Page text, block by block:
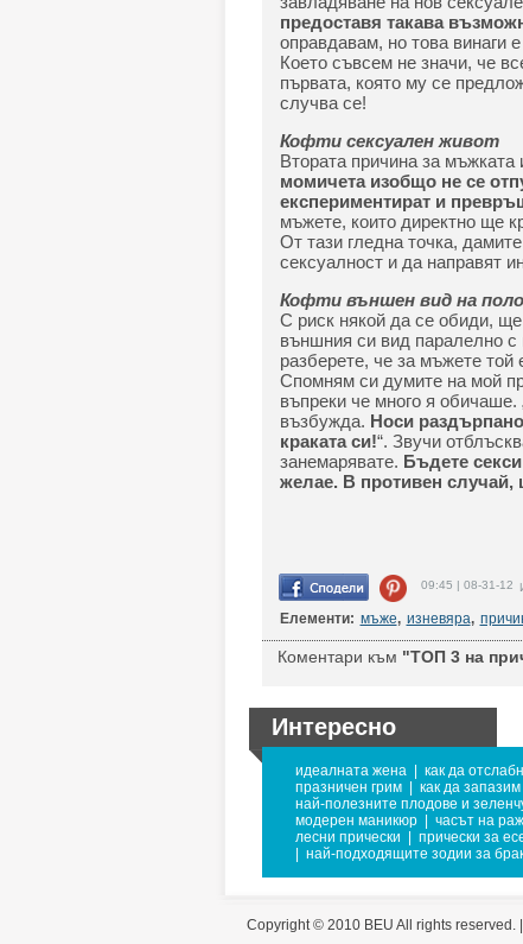
предоставя такава
оправдавам, но това винаги
Което съвсем не значи, че
първата, която му се
случва се!
Кофти сексуален живот
Втората причина за
момичета изобщо не се
експериментират и
мъжете, които директно ще
От тази гледна точка,
сексуалност и да направят
Кофти външен вид на
С риск някой да се обиди,
външния си вид паралелно
разберете, че за мъжете
Спомням си думите на мой
въпреки че много я
възбужда. Носи
краката си!“. Звучи
занемарявате. Бъдете
желае. В противен
09:45 | 08-31-12
Елементи: мъже, изневяра,
Коментари към "ТОП 3 на
Интересно
идеалната жена как да
празничен грим
как да
най-полезните плодове и
модерен маникюр
часът на
лесни прически
прически за
най-подходящите зодии за
Copyright © 2010 BEU All rights reserved. |